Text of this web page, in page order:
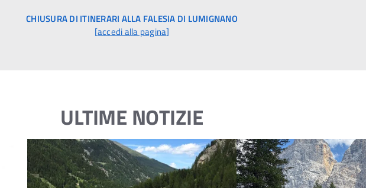
CHIUSURA DI ITINERARI ALLA FALESIA DI LUMIGNANO
[accedi alla pagina]
ULTIME NOTIZIE